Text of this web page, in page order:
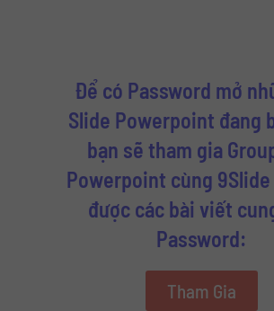
Để có Password mở
Slide Powerpoint đang
bạn sẽ tham gia
Powerpoint cùng
được các bài viết
Password:
Tham Gia